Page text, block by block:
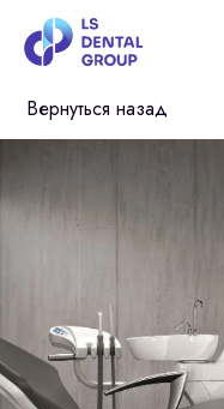
Вернуться назад